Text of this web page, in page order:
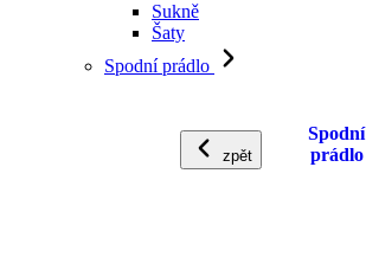
Sukně
Šaty
Spodní prádlo
zpět
Spodní
prádlo